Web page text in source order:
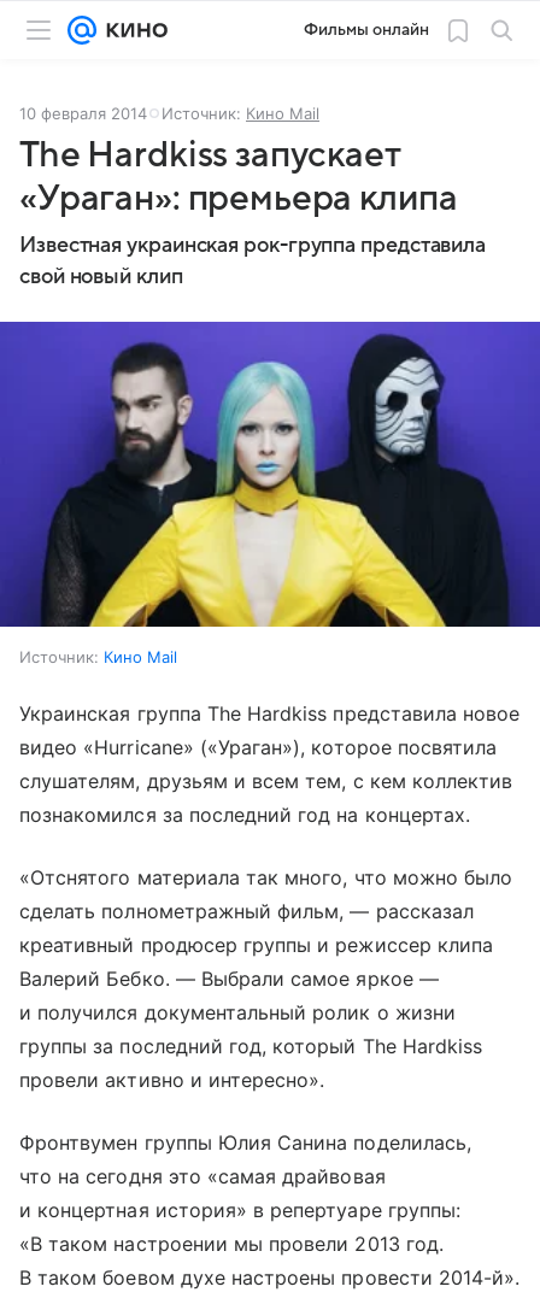
Фильмы онлайн
10 февраля 2014 Источник: Кино Mail
The Hardkiss запускает
«Ураган»: премьера клипа
Известная украинская рок-группа представила
свой новый клип
Источник: Кино Mail
Украинская группа The Hardkiss представила новое
видео «Hurricane» («Ураган»), которое посвятила
слушателям, друзьям и всем тем, с кем коллектив
познакомился за последний год на концертах.
«Отснятого материала так много, что можно было
сделать полнометражный фильм, — рассказал
креативный продюсер группы и режиссер клипа
Валерий Бебко. — Выбрали самое яркое —
и получился документальный ролик о жизни
группы за последний год, который The Hardkiss
провели активно и интересно».
Фронтвумен группы Юлия Санина поделилась,
что на сегодня это «самая драйвовая
и концертная история» в репертуаре группы:
«В таком настроении мы провели 2013 год.
В таком боевом духе настроены провести 2014-й».